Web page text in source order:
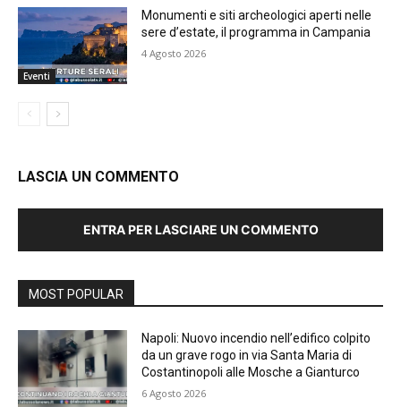
Eventi
Monumenti e siti archeologici aperti nelle
sere d’estate, il programma in Campania
4 Agosto 2026
LASCIA UN COMMENTO
ENTRA PER LASCIARE UN COMMENTO
MOST POPULAR
Napoli: Nuovo incendio nell’edifico colpito
da un grave rogo in via Santa Maria di
Costantinopoli alle Mosche a Gianturco
6 Agosto 2026